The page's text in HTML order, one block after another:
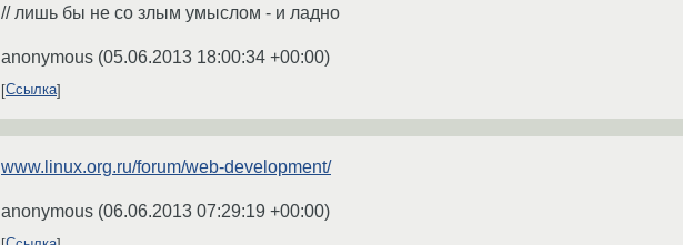
// лишь бы не со злым умыслом - и ладно
anonymous (05.06.2013 18:00:34 +00:00)
Ссылка
www.linux.org.ru/forum/web-development/
anonymous (06.06.2013 07:29:19 +00:00)